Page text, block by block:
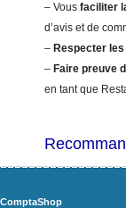
– Vous faciliter
d’avis et de
– Respecter
– Faire preuve
en tant que
ComptaShop